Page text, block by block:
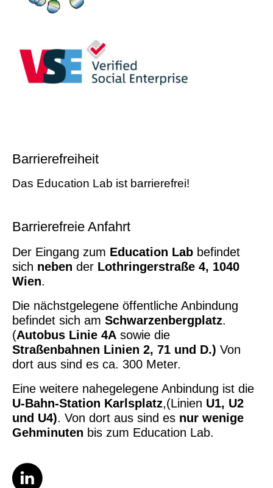
Barrierefreiheit
Das Education Lab ist barrierefrei!
Barrierefreie Anfahrt
Der Eingang zum Education Lab befindet
sich neben der Lothringerstraße 4, 1040
Wien.
Die nächstgelegene öffentliche Anbindung
befindet sich am Schwarzenbergplatz.
(Autobus Linie 4A sowie die
Straßenbahnen Linien 2, 71 und D.) Von
dort aus sind es ca. 300 Meter.
Eine weitere nahegelegene Anbindung ist die
U-Bahn-Station Karlsplatz,(Linien U1, U2
und U4). Von dort aus sind es nur wenige
Gehminuten bis zum Education Lab.